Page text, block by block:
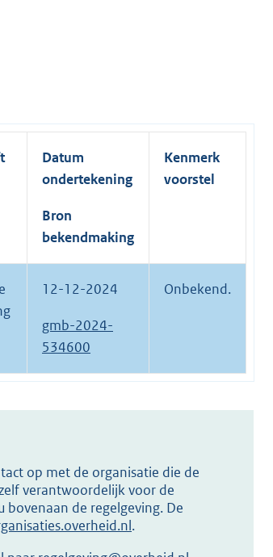
Datum
ondertekening
Bron
bekendmaking
Kenmerk
voorstel
12-12-2024
gmb-2024-
534600
Onbekend.
op met de organisatie die de
verantwoordelijk voor de
bovenaan de regelgeving. De
.